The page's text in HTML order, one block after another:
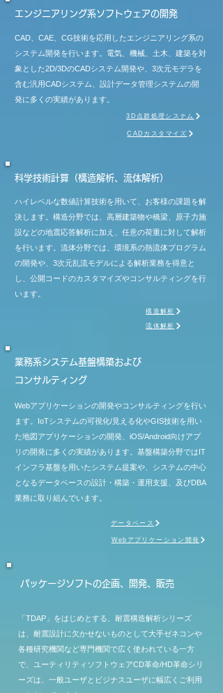
エンジニアリング系ソフトウェアの開発
CAD、CAE、CG技術を応用したエンジニアリング系の
システム開発を行います。電気、機械、土木、建築を対
象とした2D/3DのCADシステム開発や、3次元モデラを
含む汎用CADシステム、設計データ管理システムの開
発に多くの実績があります。
3D点群処理システム
CADカスタマイズ
科学技術計算（構造解析、流体解析）
ハイレベルな数値計算技術を用いて、お客様の課題を解
決します。構造分野では、高層建築物や橋梁、原子力施
設などの地震応答解析に加え、任意の荷重に対して解析
を行います。流体分野では、環境系の熱流体プログラム
の開発や、3次元乱流モデルによる解析業務を得意と
し、公開コードのカスタマイズやコンサルティングを行
います。
構造解析
流体解析
業務系システム基盤構築および
コンサルティング
Webアプリケーションの開発やコンサルティングを行い
ます。IoTシステムの可視化/見える化やGIS技術を用い
た地図アプリケーションの開発、iOS/Android向けアプ
リの開発に多くの実績があります。基盤構築分野ではIT
インフラ基盤を用いたシステム提案や、システムの中心
となるデータベースの設計・構築・運用支援、及びDBA
業務に取り組んでいます。
データベース
Webアプリケーション開発
パッケージソフトの企画、開発、販売
「TDAP」をはじめとする、耐震構造解析シリーズ
は、耐震設計に欠かせないものとして大手ゼネコンや
各種研究機関など専門機関で広く使われている一方
で、ユーティリティソフトウェアCD革命/HD革命シリ
ーズは、一般ユーザとビジナスユーザに幅広くご利用